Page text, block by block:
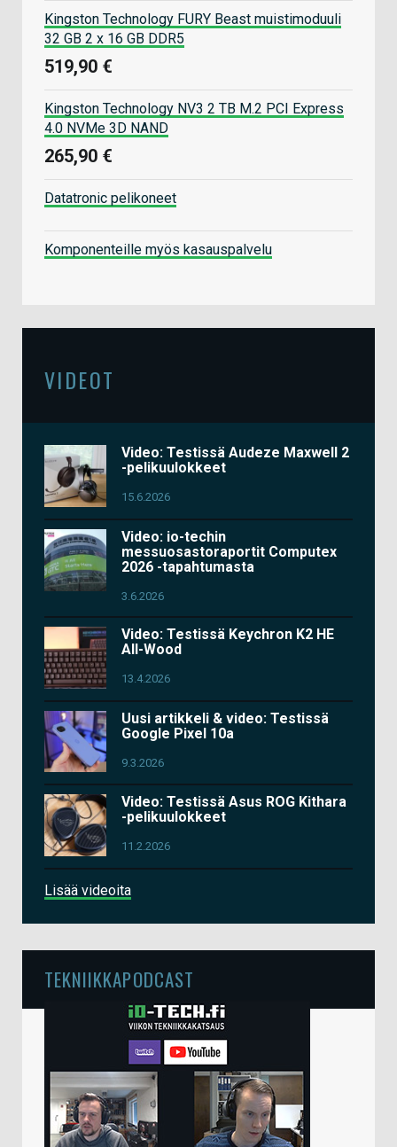
Kingston Technology FURY Beast muistimoduuli
32 GB 2 x 16 GB DDR5
519,90 €
Kingston Technology NV3 2 TB M.2 PCI Express
4.0 NVMe 3D NAND
265,90 €
Datatronic pelikoneet
Komponenteille myös kasauspalvelu
VIDEOT
Video: Testissä Audeze Maxwell 2
-pelikuulokkeet
15.6.2026
Video: io-techin
messuosastoraportit Computex
2026 -tapahtumasta
3.6.2026
Video: Testissä Keychron K2 HE
All-Wood
13.4.2026
Uusi artikkeli & video: Testissä
Google Pixel 10a
9.3.2026
Video: Testissä Asus ROG Kithara
-pelikuulokkeet
11.2.2026
Lisää videoita
TEKNIIKKAPODCAST